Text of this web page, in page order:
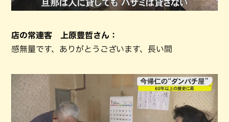
店の常連客 上原豊哲さん：
感無量です、ありがとうございます、長い間